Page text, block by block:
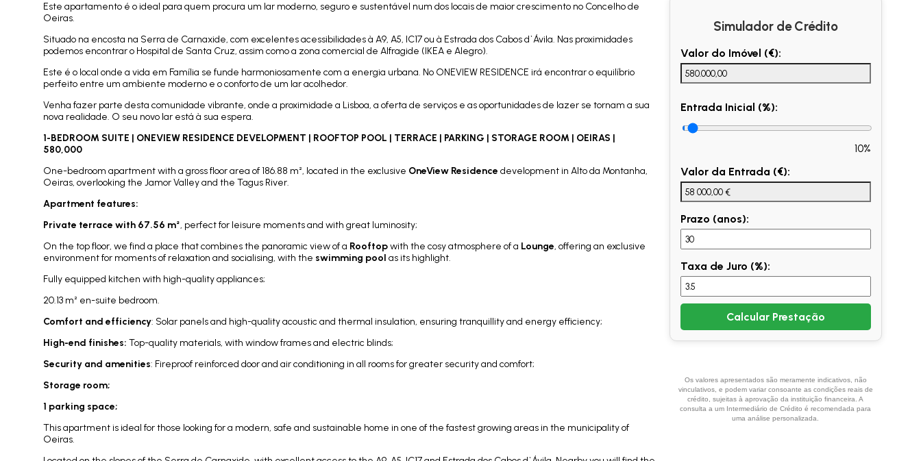
Este apartamento é o ideal para quem procura um lar moderno, seguro e sustentável num dos locais de maior crescimento no Concelho de
Oeiras.
Situado na encosta na Serra de Carnaxide, com excelentes acessibilidades à A9, A5, IC17 ou à Estrada dos Cabos d`Ávila. Nas proximidades
podemos encontrar o Hospital de Santa Cruz, assim como a zona comercial de Alfragide (IKEA e Alegro).
Este é o local onde a vida em Família se funde harmoniosamente com a energia urbana. No ONEVIEW RESIDENCE irá encontrar o equilíbrio
perfeito entre um ambiente moderno e o conforto de um lar acolhedor.
Venha fazer parte desta comunidade vibrante, onde a proximidade a Lisboa, a oferta de serviços e as oportunidades de lazer se tornam a sua
nova realidade. O seu novo lar está à sua espera.
1-BEDROOM SUITE | ONEVIEW RESIDENCE DEVELOPMENT | ROOFTOP POOL | TERRACE | PARKING | STORAGE ROOM | OEIRAS |
580,000
One-bedroom apartment with a gross floor area of 186.88 m², located in the exclusive OneView Residence development in Alto da Montanha,
Oeiras, overlooking the Jamor Valley and the Tagus River.
Apartment features:
Private terrace with 67.56 m², perfect for leisure moments and with great luminosity;
On the top floor, we find a place that combines the panoramic view of a Rooftopwith the cosy atmosphere of a Lounge, offering an exclusive
environment for moments of relaxation and socialising, with the swimming pool as its highlight.
Fully equipped kitchen with high-quality appliances;
20.13 m² en-suite bedroom.
Comfort and efficiency: Solar panels and high-quality acoustic and thermal insulation, ensuring tranquillity and energy efficiency;
High-end finishes: Top-quality materials, with window frames and electric blinds;
Security and amenities: Fireproof reinforced door and air conditioning in all rooms for greater security and comfort;
Storage room;
1 parking space;
This apartment is ideal for those looking for a modern, safe and sustainable home in one of the fastest growing areas in the municipality of
Oeiras.
Simulador de Crédito
Valor do Imóvel (€):
Entrada Inicial (%):
10%
Valor da Entrada (€):
Prazo (anos):
Taxa de Juro (%):
Calcular Prestação
Os valores apresentados são meramente indicativos, não
vinculativos, e podem variar consoante as condições reais de
crédito, sujeitas à aprovação da instituição financeira. A
consulta a um Intermediário de Crédito é recomendada para
uma análise personalizada.